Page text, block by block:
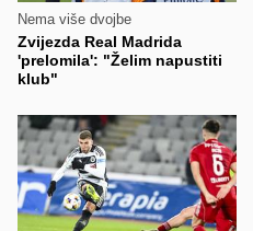
Nema više dvojbe
Zvijezda Real Madrida
'prelomila': "Želim napustiti
klub"